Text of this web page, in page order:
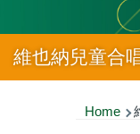
維也納兒童合
Breadcrumb
Home